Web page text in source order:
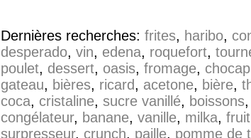
Dernières recherches: frites, haribo,
desperado, vin, edena, roquefort,
poulet, dessert, oasis, fromage,
gateau, bières, ricard, acetone, bière,
coca, cristaline, sucre vanillé, boissons,
congélateur, banane, vanille, milka, fruit
surpresseur, crunch, paille, pomme de